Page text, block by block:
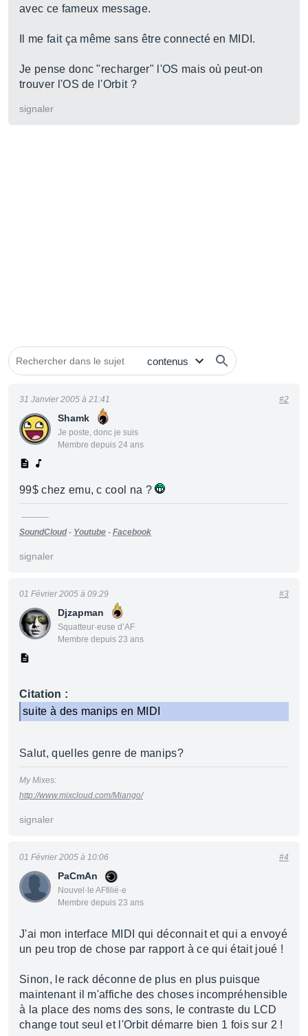
avec ce fameux message.
Il me fait ça même sans être connecté en MIDI.
Je pense donc "recharger" l'OS mais où peut-on
trouver l'OS de l'Orbit ?
signaler
Shamk
Je poste, donc je suis
Membre depuis 24 ans
31 Janvier 2005 à 21:41 #2
99$ chez emu, c cool na ?
----------
SoundCloud- Youtube - Facebook
signaler
Djzapman
Squatteur·euse d’AF
Membre depuis 23 ans
01 Février 2005 à 09:29 #3
Citation :
suite à des manips en MIDI
Salut, quelles genre de manips?
My Mixes:
http://www.mixcloud.com/Miango/
signaler
PaCmAn
Nouvel·le AFfilié·e
Membre depuis 23 ans
01 Février 2005 à 10:06 #4
J'ai mon interface MIDI qui déconnait et qui a envoyé
un peu trop de chose par rapport à ce qui était joué !
Sinon, le rack déconne de plus en plus puisque
maintenant il m'affiche des choses incompréhensible
à la place des noms des sons, le contraste du LCD
change tout seul et l'Orbit démarre bien 1 fois sur 2 !